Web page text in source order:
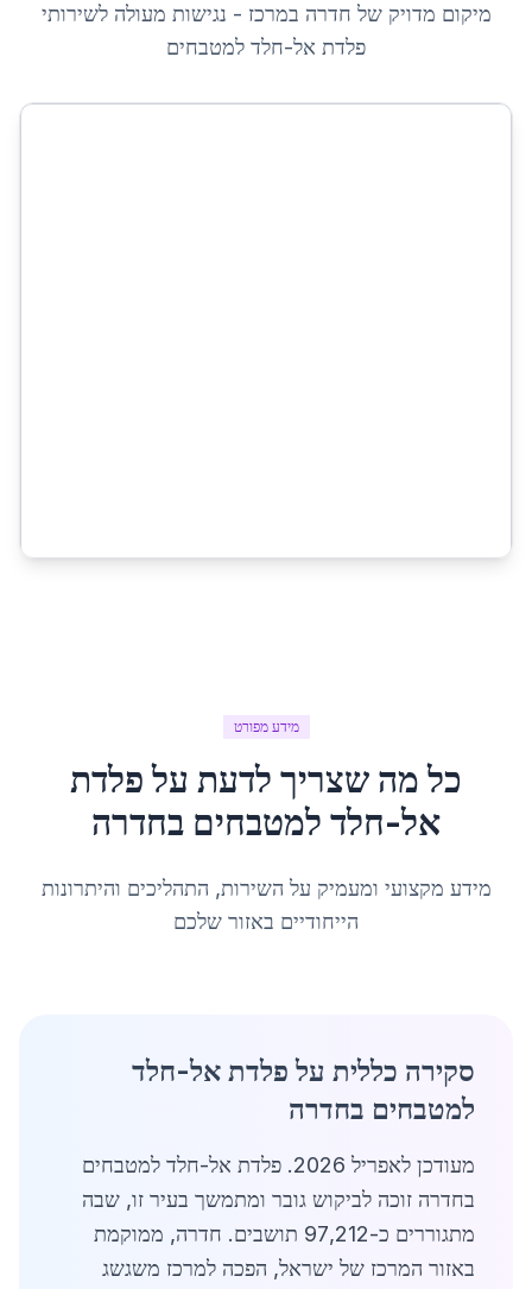
מיקום מדויק של חדרה במרכז - נגישות מעולה לשירותי
פלדת אל-חלד למטבחים
מידע מפורט
כל מה שצריך לדעת עלפלדת
אל-חלד למטבחים בחדרה
מידע מקצועי ומעמיק על השירות, התהליכים והיתרונות
הייחודיים באזור שלכם
סקירה כללית על פלדת אל-חלד
למטבחים בחדרה
מעודכן לאפריל 2026. פלדת אל-חלד למטבחים
בחדרה זוכה לביקוש גובר ומתמשך בעיר זו, שבה
מתגוררים כ-97,212 תושבים. חדרה, ממוקמת
באזור המרכז של ישראל, הפכה למרכז משגשג